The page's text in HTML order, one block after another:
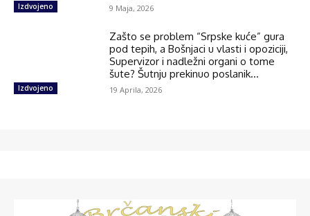
Izdvojeno 9 Maja, 2026
Izdvojeno
Zašto se problem “Srpske kuće” gura
pod tepih, a Bošnjaci u vlasti i opoziciji,
Supervizor i nadležni organi o tome
šute? Šutnju prekinuo poslanik...
19 Aprila, 2026